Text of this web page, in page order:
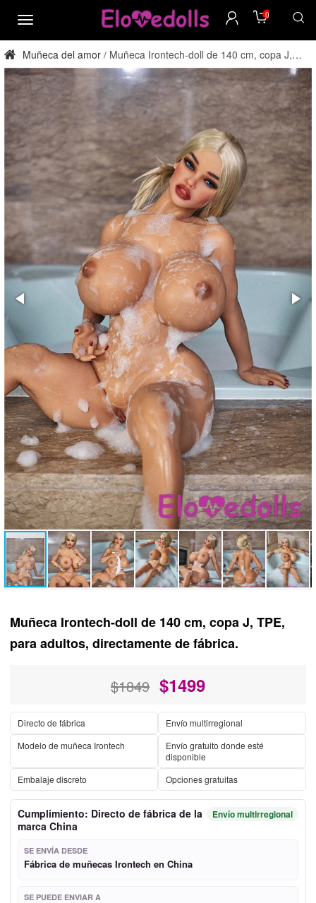
menú
0
Muñeca del amor / Muñeca Irontech-doll de 140 cm, copa J,
TPE, para adultos, directamente de fábrica.
Muñeca Irontech-doll de 140 cm, copa J, TPE,
para adultos, directamente de fábrica.
$1849 $1499
Directo de fábrica
Envío multirregional
Modelo de muñeca Irontech
Envío gratuito donde esté
disponible
Embalaje discreto
Opciones gratuitas
Cumplimiento: Directo de fábrica de la
marca China
Envío multirregional
SE ENVÍA DESDE
Fábrica de muñecas Irontech en China
SE PUEDE ENVIAR A